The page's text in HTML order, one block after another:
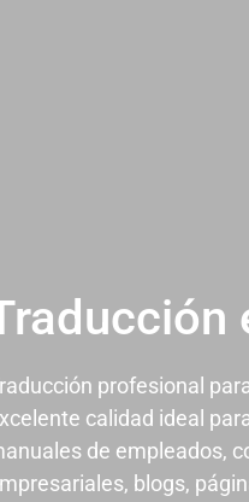
profesional
calidad ideal
de empleados,
blogs,